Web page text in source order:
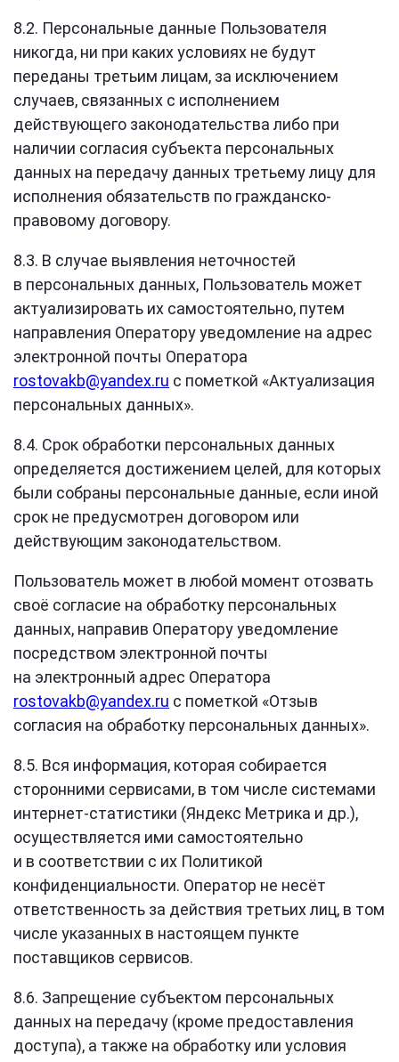
8.2. Персональные данные Пользователя
никогда, ни при каких условиях не будут
переданы третьим лицам, за исключением
случаев, связанных с исполнением
действующего законодательства либо при
наличии согласия субъекта персональных
данных на передачу данных третьему лицу для
исполнения обязательств по гражданско-
правовому договору.
8.3. В случае выявления неточностей
в персональных данных, Пользователь может
актуализировать их самостоятельно, путем
направления Оператору уведомление на адрес
электронной почты Оператора
rostovakb@yandex.ru с пометкой «Актуализация
персональных данных».
8.4. Срок обработки персональных данных
определяется достижением целей, для которых
были собраны персональные данные, если иной
срок не предусмотрен договором или
действующим законодательством.
Пользователь может в любой момент отозвать
своё согласие на обработку персональных
данных, направив Оператору уведомление
посредством электронной почты
на электронный адрес Оператора
rostovakb@yandex.ru с пометкой «Отзыв
согласия на обработку персональных данных».
8.5. Вся информация, которая собирается
сторонними сервисами, в том числе системами
интернет-статистики (Яндекс Метрика и др.),
осуществляется ими самостоятельно
и в соответствии с их Политикой
конфиденциальности. Оператор не несёт
ответственность за действия третьих лиц, в том
числе указанных в настоящем пункте
поставщиков сервисов.
8.6. Запрещение субъектом персональных
данных на передачу (кроме предоставления
доступа), а также на обработку или условия